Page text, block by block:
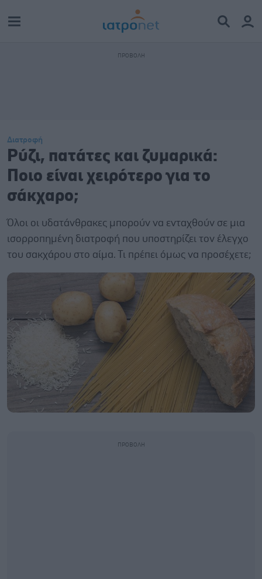
Διατροφή
Ρύζι, πατάτες και ζυμαρικά:
Ποιο είναι χειρότερο για το
σάκχαρο;
Όλοι οι υδατάνθρακες μπορούν να ενταχθούν σε μια
ισορροπημένη διατροφή που υποστηρίζει τον έλεγχο
του σακχάρου στο αίμα. Τι πρέπει όμως να προσέχετε;